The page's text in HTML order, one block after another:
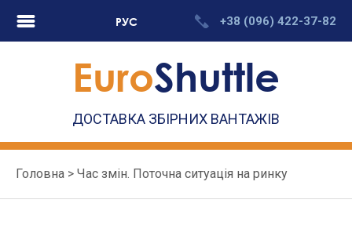
content
РУС +38 (096) 422-37-82
EuroShuttle
ДОСТАВКА ЗБІРНИХ ВАНТАЖІВ
Головна > Час змін. Поточна ситуація на ринку